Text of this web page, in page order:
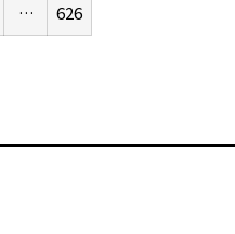
… 626